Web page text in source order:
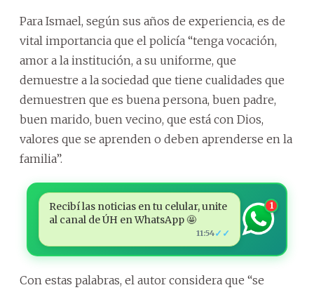
Para Ismael, según sus años de experiencia, es de
vital importancia que el policía “tenga vocación,
amor a la institución, a su uniforme, que
demuestre a la sociedad que tiene cualidades que
demuestren que es buena persona, buen padre,
buen marido, buen vecino, que está con Dios,
valores que se aprenden o deben aprenderse en la
familia”.
Recibí las noticias en tu celular, unite
al canal de ÚH en WhatsApp 🤩
11:54✓✓
1
Con estas palabras, el autor considera que “se